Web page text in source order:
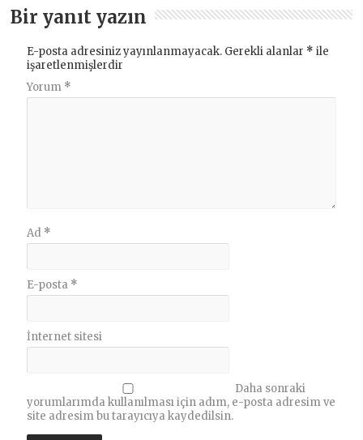
Bir yanıt yazın
E-posta adresiniz yayınlanmayacak. Gerekli alanlar * ile
işaretlenmişlerdir
Yorum *
Ad *
E-posta *
İnternet sitesi
Daha sonraki
yorumlarımda kullanılması için adım, e-posta adresim ve
site adresim bu tarayıcıya kaydedilsin.